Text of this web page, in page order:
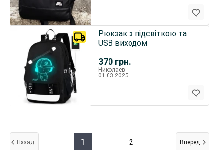
370 грн.
Рюкзак з підсвіткою та
USB виходом
Николаев
01.03.2025
Назад 1 2 Вперед